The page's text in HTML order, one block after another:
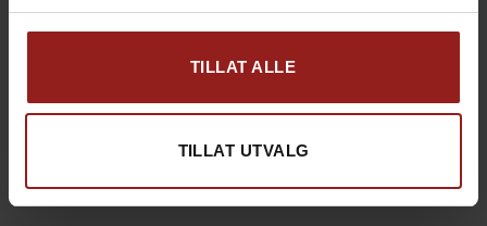
TILLAT ALLE
TILLAT UTVALG
kr